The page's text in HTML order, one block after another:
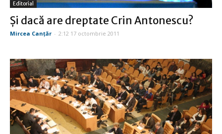
Editorial
Şi dacă are dreptate Crin Antonescu?
Mircea Canţăr - 2:12 17 octombrie 2011